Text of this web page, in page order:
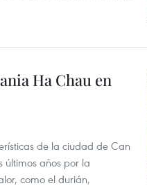
Ha Chau en
de la ciudad de Can
últimos años por la
como el durián,